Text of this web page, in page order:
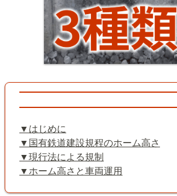
はじめに
国有鉄道建設規程のホーム高さ
現行法による規制
ホーム高さと車両運用